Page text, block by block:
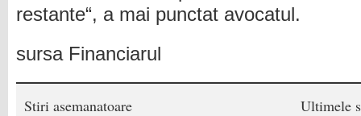
restante“, a mai punctat avocatul.
sursa Financiarul
Stiri asemanatoare Ultimele